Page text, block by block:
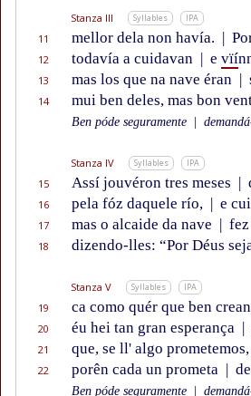
Stanza III Syllables IPA
11 mellor dela non havía. |
12 todavía a cuidavan | e vïí
13 mas los que na nave éran |
14 mui ben deles, mas bon
Ben póde seguramente
Stanza IV Syllables IPA
15 Assí jouvéron tres meses |
16 pela fóz daquele río, | e
17 mas o alcaide da nave |
18 dizendo-lles: “Por Déus
Stanza V Syllables IPA
19 ca como quér que ben crean
20 éu hei tan gran esperança |
21 que, se ll' algo prometemos,
22 porên cada un prometa |
Ben póde seguramente